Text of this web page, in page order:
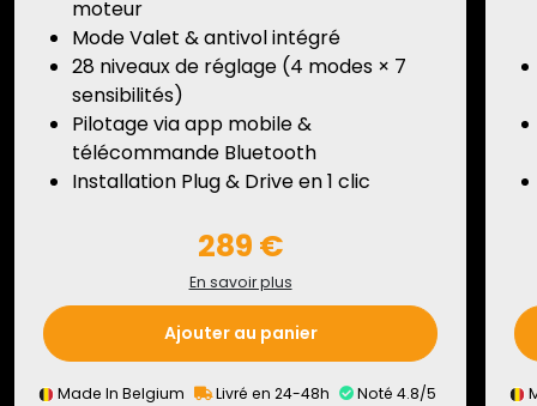
moteur
Mode Valet & antivol intégré
28 niveaux de réglage (4 modes × 7
sensibilités)
Pilotage via app mobile &
télécommande Bluetooth
Installation Plug & Drive en 1 clic
289 €
En savoir plus
Ajouter au panier
Made In Belgium Livré en 24-48h Noté 4.8/5